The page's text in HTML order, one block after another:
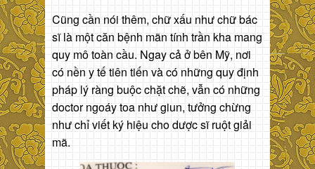
Cũng cần nói thêm, chữ xấu như chữ bác
sĩ là một căn bệnh mãn tính trần kha mang
quy mô toàn cầu. Ngay cả ở bên Mỹ, nơi
có nền y tế tiên tiến và có những quy định
pháp lý ràng buộc chặt chẽ, vẫn có những
doctor ngoáy toa như giun, tưởng chừng
như chỉ viết ký hiệu cho dược sĩ ruột giải
mã.